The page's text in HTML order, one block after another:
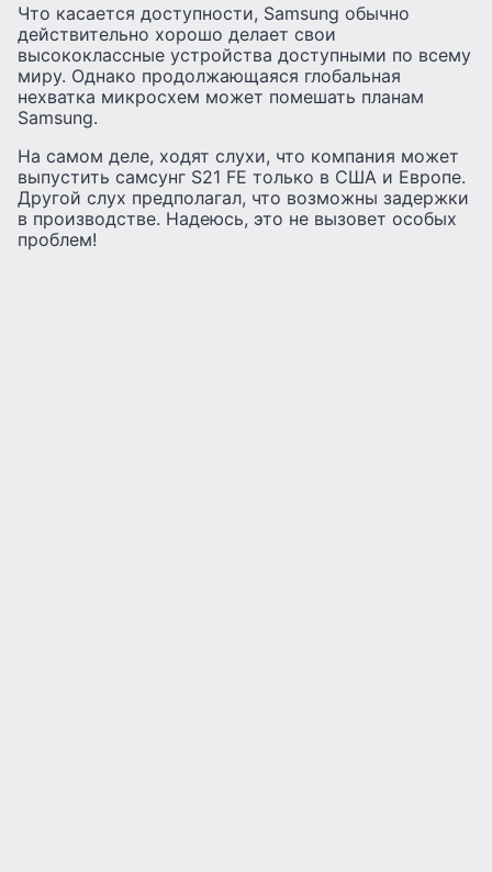
Что касается доступности, Samsung обычно
действительно хорошо делает свои
высококлассные устройства доступными по всему
миру. Однако продолжающаяся глобальная
нехватка микросхем может помешать планам
Samsung.
На самом деле, ходят слухи, что компания может
выпустить самсунг S21 FE только в США и Европе.
Другой слух предполагал, что возможны задержки
в производстве. Надеюсь, это не вызовет особых
проблем!